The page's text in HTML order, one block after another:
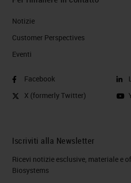
Notizie
Customer Perspectives​
Eventi
Facebook
X (formerly Twitter)
Iscriviti alla Newsletter
Ricevi notizie esclusive, materiale e
Biosystems